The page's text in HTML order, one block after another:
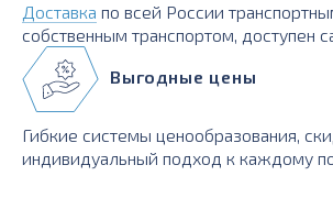
Доставка по всей России
собственным транспортом, доступен
Выгодные цены
Гибкие системы ценообразования,
индивидуальный подход к каждому